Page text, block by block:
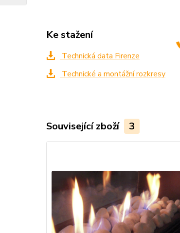
Ke stažení
Technická data Firenze
Technické a montážní rozkresy
Související zboží 3